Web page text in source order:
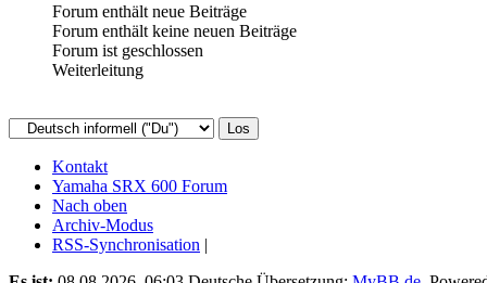
Forum enthält neue Beiträge
Forum enthält keine neuen Beiträge
Forum ist geschlossen
Weiterleitung
Kontakt
Yamaha SRX 600 Forum
Nach oben
Archiv-Modus
RSS-Synchronisation |